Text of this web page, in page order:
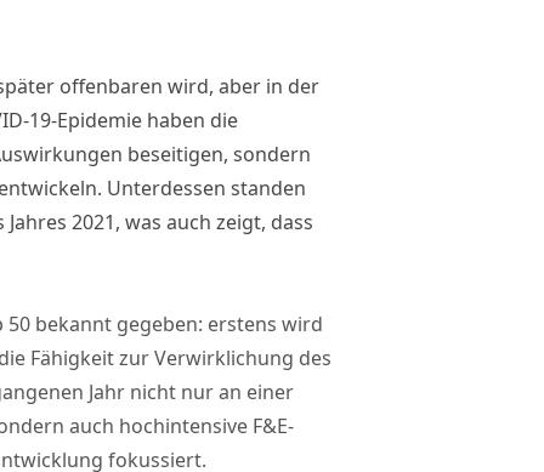
offenbaren wird, aber in der
19-Epidemie haben die
beseitigen, sondern
Unterdessen standen
2021, was auch zeigt, dass
bekannt gegeben: erstens wird
Fähigkeit zur Verwirklichung des
Jahr nicht nur an einer
auch hochintensive F&E-
fokussiert.